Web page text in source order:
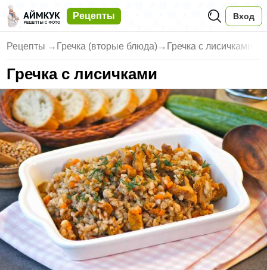
Рецепты Вход
Рецепты → Гречка (вторые блюда)→ Гречка с лисичками
Гречка с лисичками